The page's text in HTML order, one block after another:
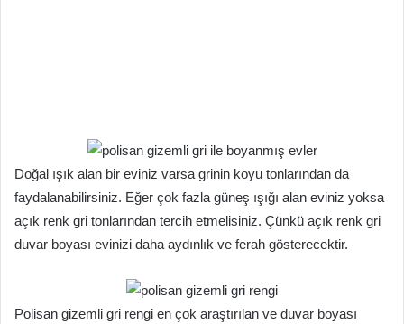
Doğal ışık alan bir eviniz varsa grinin koyu tonlarından da
faydalanabilirsiniz. Eğer çok fazla güneş ışığı alan eviniz yoksa
açık renk gri tonlarından tercih etmelisiniz. Çünkü açık renk gri
duvar boyası evinizi daha aydınlık ve ferah gösterecektir.
Polisan gizemli gri rengi en çok araştırılan ve duvar boyası